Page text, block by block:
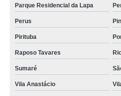
empresa de colocação de drywall no teto
quanto custa colocação de forro de
quanto custa colocação de drywall teto
quanto custa colocação drywall teto São
colocação de drywall parede Vila Suzana
empresa de colocação de drywall na
Parque Residencial da Lapa
Perus
Pirituba
Raposo Tavares
Sumaré
Vila Anastácio